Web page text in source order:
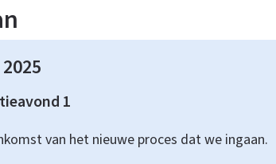
1
van het nieuwe proces dat we ingaan.